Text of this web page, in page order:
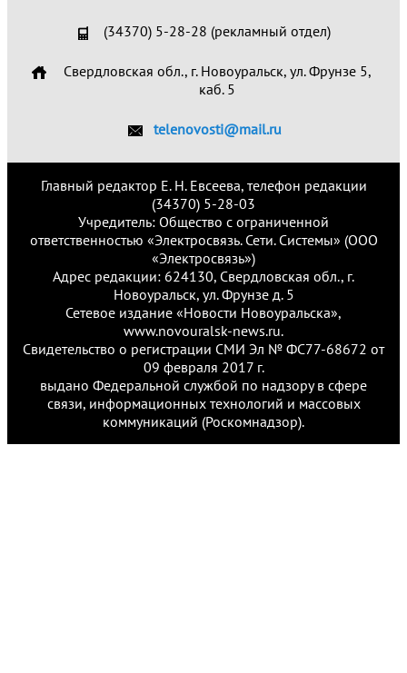
(34370) 5-28-28 (рекламный отдел)
Свердловская обл., г. Новоуральск, ул. Фрунзе 5,
каб. 5
telenovosti@mail.ru
Главный редактор Е. Н. Евсеева, телефон редакции
(34370) 5-28-03
Учредитель: Общество с ограниченной
ответственностью «Электросвязь. Сети. Системы» (ООО
«Электросвязь»)
Адрес редакции: 624130, Свердловская обл., г.
Новоуральск, ул. Фрунзе д. 5
Сетевое издание «Новости Новоуральска»,
www.novouralsk-news.ru.
Свидетельство о регистрации СМИ Эл № ФС77-68672 от
09 февраля 2017 г.
выдано Федеральной службой по надзору в сфере
связи, информационных технологий и массовых
коммуникаций (Роскомнадзор).